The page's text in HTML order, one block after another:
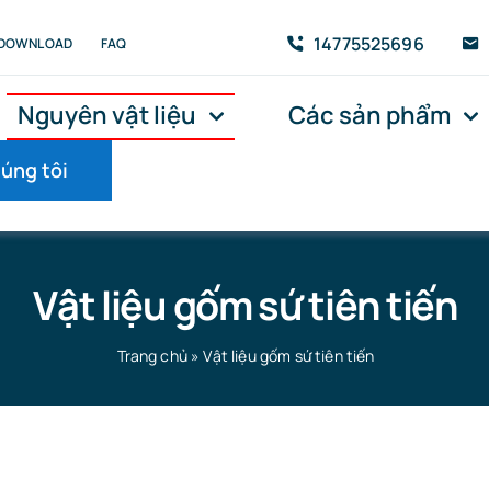
FAQ 14775525696
Nguyên vật liệu Các sản phẩm
tôi
Vật liệu gốm sứ tiên tiến
Trang chủ»Vật liệu gốm sứ tiên tiến